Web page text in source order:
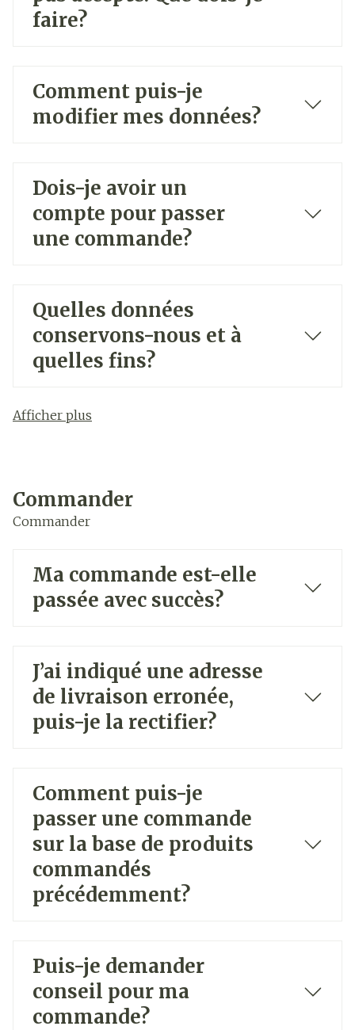
faire?
Comment puis-je
modifier mes données?
Dois-je avoir un
compte pour passer
une commande?
Quelles données
conservons-nous et à
quelles fins?
Afficher plus
Commander
Commander
Ma commande est-elle
passée avec succès?
J’ai indiqué une adresse
de livraison erronée,
puis-je la rectifier?
Comment puis-je
passer une commande
sur la base de produits
commandés
précédemment?
Puis-je demander
conseil pour ma
commande?